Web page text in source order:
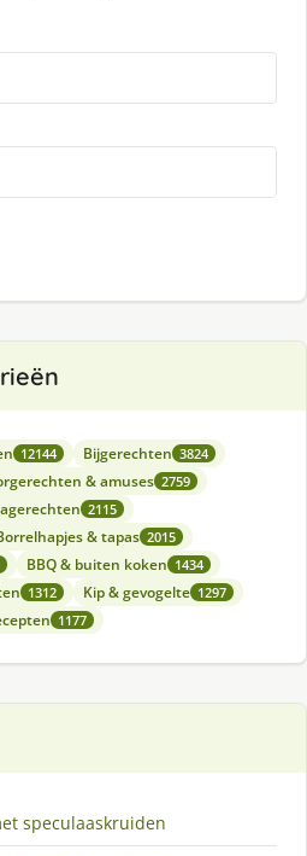
12144 Bijgerechten 3824
& amuses 2759
2115
& tapas 2015
BBQ & buiten koken 1434
1312 Kip & gevogelte 1297
1177
speculaaskruiden